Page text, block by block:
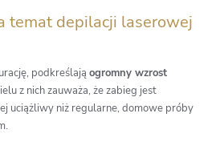
temat depilacji laserowej
podkreślająogromny wzrost
z nich zauważa, że zabieg jest
uciążliwy niż regularne, domowe próby